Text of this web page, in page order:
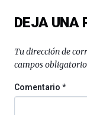
DEJA UNA
Tu dirección de
campos
Comentario*